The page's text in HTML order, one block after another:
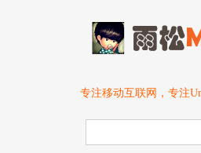
专注移动互联网，专注